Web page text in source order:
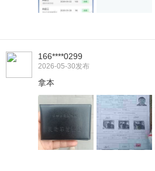
166****0299
2026-05-30发布
拿本